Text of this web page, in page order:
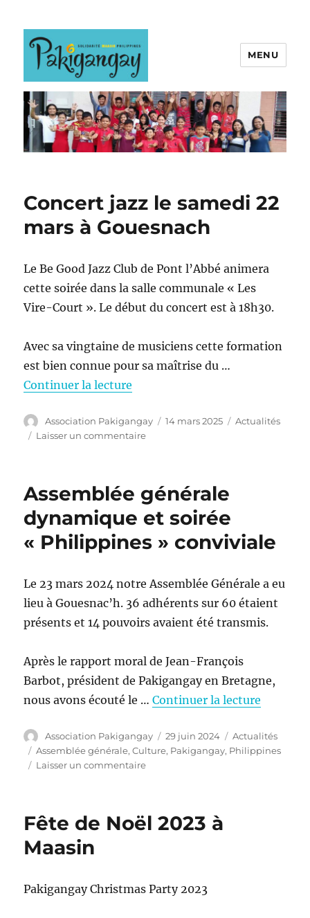
MENU
Actualités
Concert jazz le samedi 22
mars à Gouesnach
Le Be Good Jazz Club de Pont l’Abbé animera
cette soirée dans la salle communale « Les
Vire-Court ». Le début du concert est à 18h30.
Avec sa vingtaine de musiciens cette formation
est bien connue pour sa maîtrise du …
Continuer la lecture
Auteur
Association Pakigangay
Publié
14 mars 2025 Catégories
Actualités
Laisser un commentairesur
samedi
22
mars
à
Gouesnach
Assemblée générale
dynamique et soirée
« Philippines » conviviale
Le 23 mars 2024 notre Assemblée Générale a eu
lieu à Gouesnac’h. 36 adhérents sur 60 étaient
présents et 14 pouvoirs avaient été transmis.
Après le rapport moral de Jean-François
Barbot, président de Pakigangay en Bretagne,
nous avons écouté le …Continuer la lecture
Auteur
Association Pakigangay
Publié
le
29 juin 2024 Catégories
Actualités
Étiquettes
Assemblée générale,Culture, Pakigangay, Philippines
Laisser un commentairesur
et
Fête de Noël 2023 à
Maasin
Pakigangay Christmas Party 2023